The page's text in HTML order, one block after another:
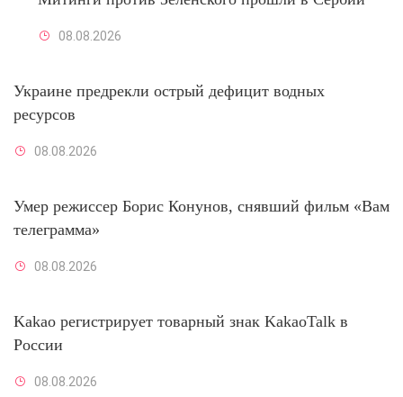
08.08.2026
Украине предрекли острый дефицит водных
ресурсов
08.08.2026
Умер режиссер Борис Конунов, снявший фильм «Вам
телеграмма»
08.08.2026
Kakao регистрирует товарный знак KakaoTalk в
России
08.08.2026